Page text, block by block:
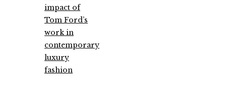
impact of
Tom Ford’s
work in
contemporary
luxury
fashion